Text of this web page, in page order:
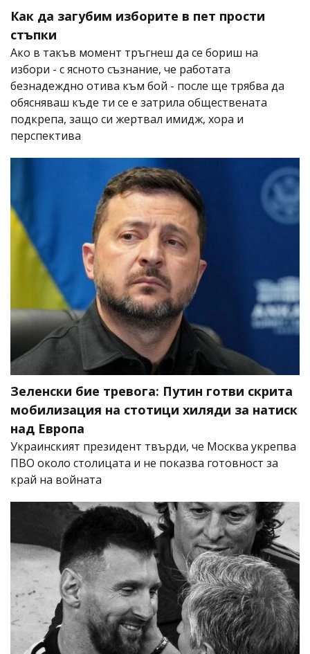
Как да загубим изборите в пет прости
стъпки
Ако в такъв момент тръгнеш да се бориш на
избори - с ясното съзнание, че работата
безнадеждно отива към бой - после ще трябва да
обясняваш къде ти се е затрила обществената
подкрепа, защо си жертвал имидж, хора и
перспектива
Зеленски бие тревога: Путин готви скрита
мобилизация на стотици хиляди за натиск
над Европа
Украинският президент твърди, че Москва укрепва
ПВО около столицата и не показва готовност за
край на войната